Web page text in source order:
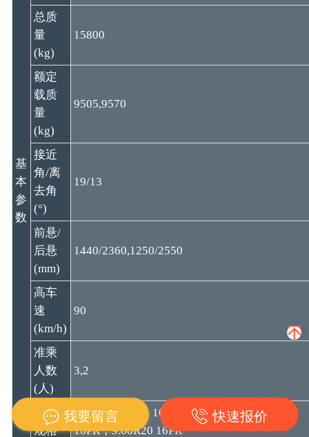
基
本
参
数
总质
量
(kg)
15800
额定
载质
量
(kg)
9505,9570
接近
角/离
去角
(°)
19/13
前悬/
后悬
(mm)
1440/2360,1250/2550
高车
速
(km/h)
90
准乘
人数
(人)
3,2
轮胎
规格
9.00-20 16PR，10.00-20 16PR，10.00R20
16PR，9.00R20 16PR
我要留言 快速报价